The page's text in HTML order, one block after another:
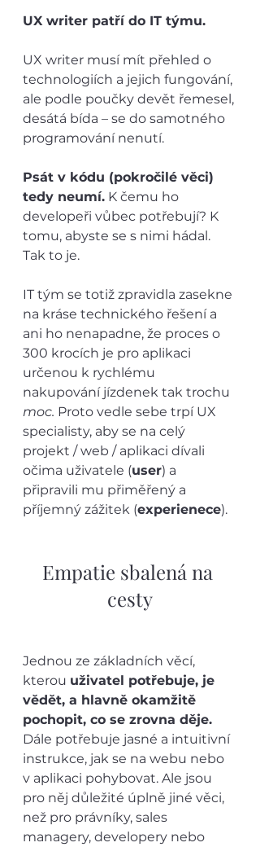
UX writer patří do IT týmu.
UX writer musí mít přehled o
technologiích a jejich fungování,
ale podle poučky devět řemesel,
desátá bída – se do samotného
programování nenutí.
Psát v kódu (pokročilé věci)
tedy neumí. K čemu ho
developeři vůbec potřebují? K
tomu, abyste se s nimi hádal.
Tak to je.
IT tým se totiž zpravidla zasekne
na kráse technického řešení a
ani ho nenapadne, že proces o
300 krocích je pro aplikaci
určenou k rychlému
nakupování jízdenek tak trochu
moc. Proto vedle sebe trpí UX
specialisty, aby se na celý
projekt / web / aplikaci dívali
očima uživatele (user) a
připravili mu přiměřený a
příjemný zážitek (experienece).
Empatie sbalená na
cesty
Jednou ze základních věcí,
kterou uživatel potřebuje, je
vědět, a hlavně okamžitě
pochopit, co se zrovna děje.
Dále potřebuje jasné a intuitivní
instrukce, jak se na webu nebo
v aplikaci pohybovat. Ale jsou
pro něj důležité úplně jiné věci,
než pro právníky, sales
managery, developery nebo